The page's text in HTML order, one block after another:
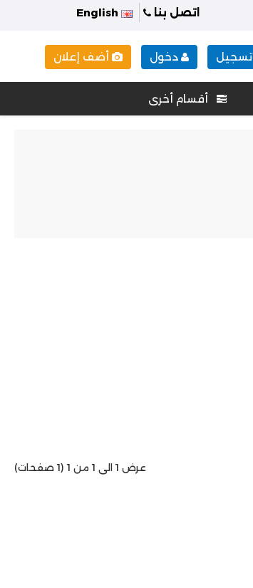
اتصل بنا
تسجيل دخول أضف إعلان
أقسام أخرى
عرض 1 الى 1 من 1 (1 صفحات)